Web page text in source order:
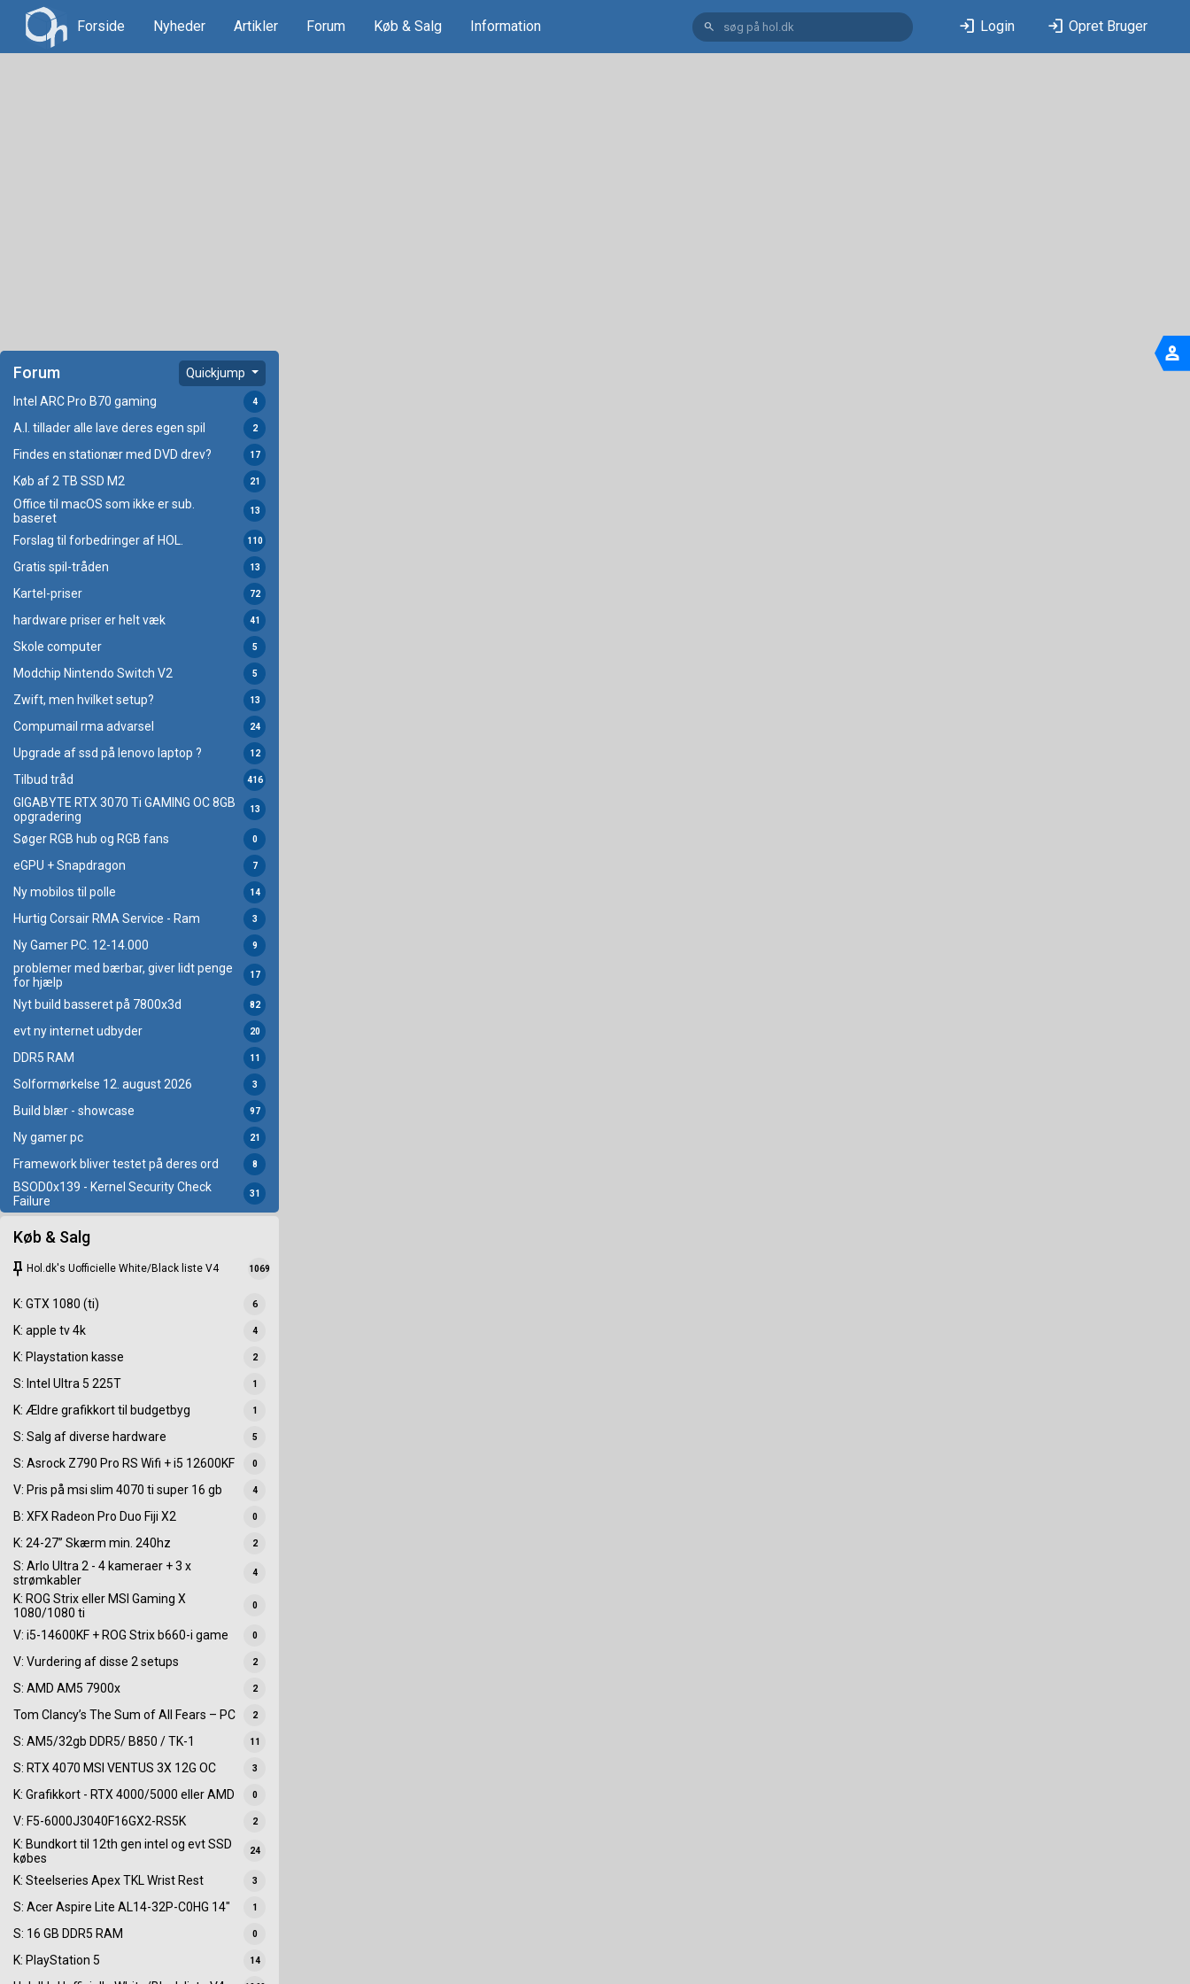
Forside Nyheder Artikler Forum Køb & Salg Information search login Login login Opret Bruger
Forum Quickjump
Intel ARC Pro B70 gaming 4
A.I. tillader alle lave deres egen spil 2
Findes en stationær med DVD drev? 17
Køb af 2 TB SSD M2 21
Office til macOS som ikke er sub.
baseret
13
Forslag til forbedringer af HOL. 110
Gratis spil-tråden 13
Kartel-priser 72
hardware priser er helt væk 41
Skole computer 5
Modchip Nintendo Switch V2 5
Zwift, men hvilket setup? 13
Compumail rma advarsel 24
Upgrade af ssd på lenovo laptop ? 12
Tilbud tråd 416
GIGABYTE RTX 3070 Ti GAMING OC 8GB
opgradering
13
Søger RGB hub og RGB fans 0
eGPU + Snapdragon 7
Ny mobilos til polle 14
Hurtig Corsair RMA Service - Ram 3
Ny Gamer PC. 12-14.000 9
problemer med bærbar, giver lidt penge
for hjælp
17
Nyt build basseret på 7800x3d 82
evt ny internet udbyder 20
DDR5 RAM 11
Solformørkelse 12. august 2026 3
Build blær - showcase 97
Ny gamer pc 21
Framework bliver testet på deres ord 8
BSOD0x139 - Kernel Security Check
Failure
31
Køb & Salg
keep Hol.dk's Uofficielle White/Black liste V4 1069
K: GTX 1080 (ti) 6
K: apple tv 4k 4
K: Playstation kasse 2
S: Intel Ultra 5 225T 1
K: Ældre grafikkort til budgetbyg 1
S: Salg af diverse hardware 5
S: Asrock Z790 Pro RS Wifi + i5 12600KF 0
V: Pris på msi slim 4070 ti super 16 gb 4
B: XFX Radeon Pro Duo Fiji X2 0
K: 24-27” Skærm min. 240hz 2
S: Arlo Ultra 2 - 4 kameraer + 3 x
strømkabler
4
K: ROG Strix eller MSI Gaming X
1080/1080 ti
0
V: i5-14600KF + ROG Strix b660-i game 0
V: Vurdering af disse 2 setups 2
S: AMD AM5 7900x 2
Tom Clancy’s The Sum of All Fears – PC 2
S: AM5/32gb DDR5/ B850 / TK-1 11
S: RTX 4070 MSI VENTUS 3X 12G OC 3
K: Grafikkort - RTX 4000/5000 eller AMD 0
V: F5-6000J3040F16GX2-RS5K 2
K: Bundkort til 12th gen intel og evt SSD
købes
24
K: Steelseries Apex TKL Wrist Rest 3
S: Acer Aspire Lite AL14-32P-C0HG 14" 1
S: 16 GB DDR5 RAM 0
K: PlayStation 5 14
person